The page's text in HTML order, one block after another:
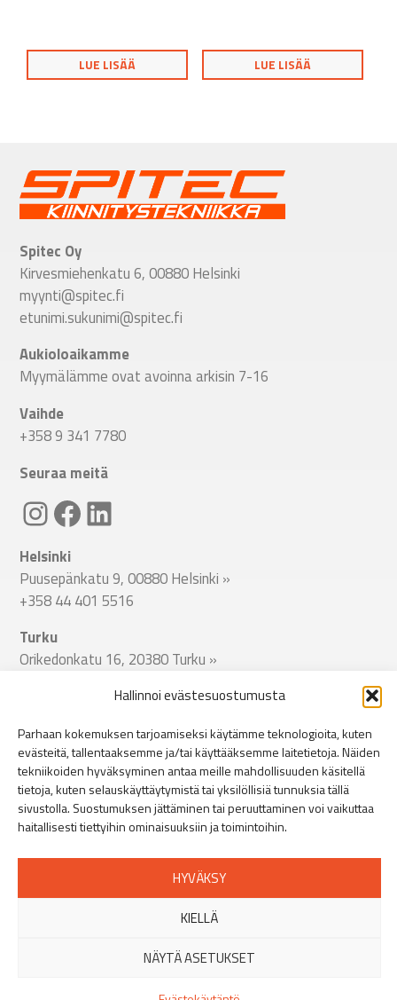
Hallinnoi evästesuostumusta
Parhaan kokemuksen tarjoamiseksi käytämme teknologioita, kuten
evästeitä, tallentaaksemme ja/tai käyttääksemme laitetietoja. Näiden
tekniikoiden hyväksyminen antaa meille mahdollisuuden käsitellä
tietoja, kuten selauskäyttäytymistä tai yksilöllisiä tunnuksia tällä
sivustolla. Suostumuksen jättäminen tai peruuttaminen voi vaikuttaa
haitallisesti tiettyihin ominaisuuksiin ja toimintoihin.
HYVÄKSY
KIELLÄ
NÄYTÄ ASETUKSET
LUE LISÄÄ LUE LISÄÄ
Spitec Oy
Kirvesmiehenkatu 6, 00880 Helsinki
myynti@spitec.fi
etunimi.sukunimi@spitec.fi
Aukioloaikamme
Myymälämme ovat avoinna arkisin 7-16
Vaihde
+358 9 341 7780
Seuraa meitä
Linkki Spitecin Instagramiin Linkki Spitecin Facebookkiin LinkedIn
Helsinki
Puusepänkatu 9, 00880 Helsinki »
+358 44 401 5516
Turku
Orikedonkatu 16, 20380 Turku »
Viinikankatu 51, 33800 Tampere»
+358 44 401 5513
Jyväskylä
Miilukatu 11, 40320 Jyväskylä»
+358 44 401 5514
Oulu
Jääsalontie 14, 90400 Oulu»